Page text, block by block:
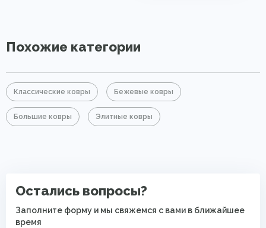
Похожие категории
Классические ковры Бежевые ковры
Большие ковры Элитные ковры
Остались вопросы?
Заполните форму и мы свяжемся с вами в ближайшее
время